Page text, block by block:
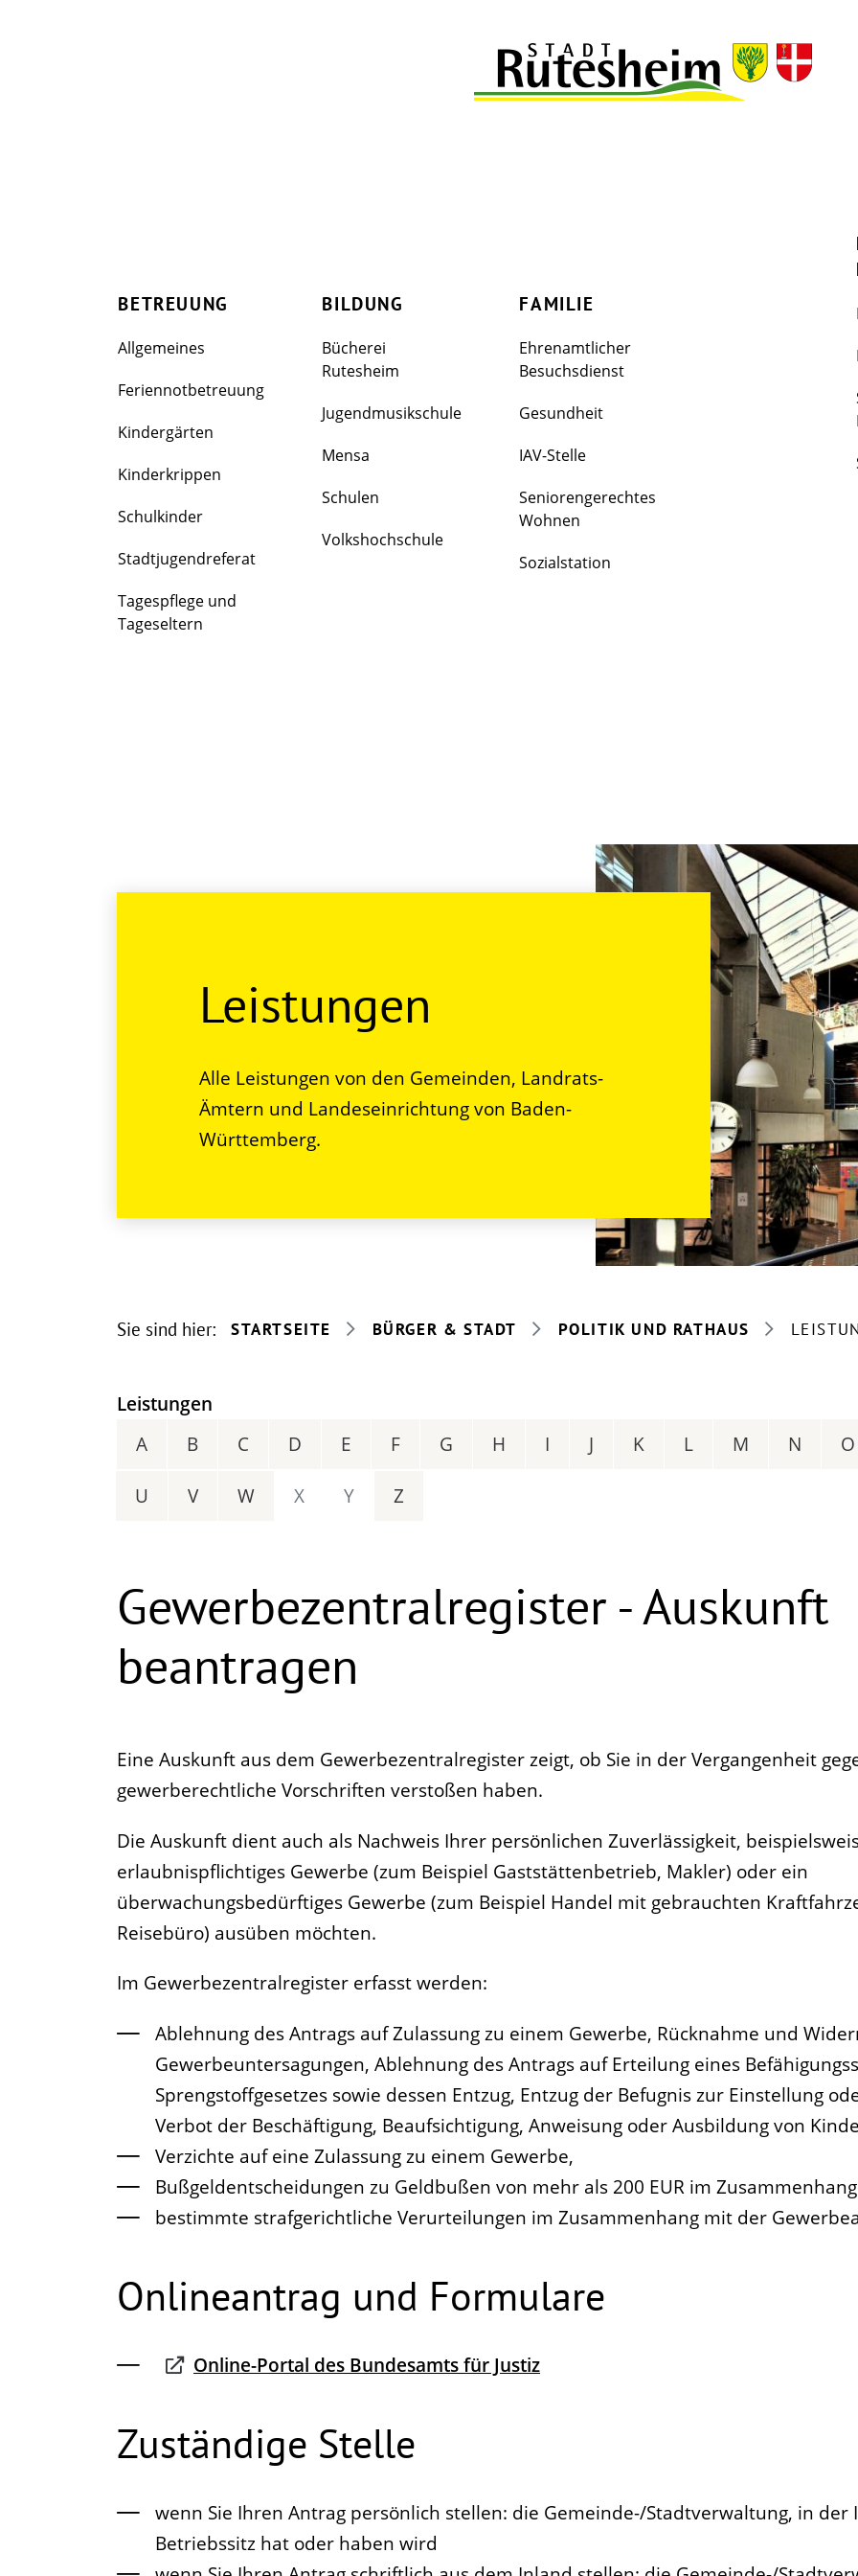
FAMILIE
BILDUNG
BETREUUNG
Allgemeines
Feriennotbetreuung
Kindergärten
Kinderkrippen
Schulkinder
Stadtjugendreferat
Tagespflege und
Tageseltern
BILDUNG
Bücherei
Rutesheim
Jugendmusikschule
Mensa
Schulen
Volkshochschule
FAMILIE
Ehrenamtlicher
Besuchsdienst
Gesundheit
IAV-Stelle
Seniorengerechtes
Wohnen
Sozialstation
Leistungen
Alle Leistungen von den Gemeinden, Landrats-
Ämtern und Landeseinrichtung von Baden-
Württemberg.
Sie sind hier: STARTSEITE BÜRGER & STADT POLITIK UND RATHAUS
Leistungen
A
B C D E F G H I J K L M N O
U V W X Y Z
Gewerbezentralregister - Auskunft
beantragen
Eine Auskunft aus dem Gewerbezentralregister zeigt, ob Sie in der Vergangenheit
gewerberechtliche Vorschriften verstoßen haben.
Die Auskunft dient auch als Nachweis Ihrer persönlichen Zuverlässigkeit,
erlaubnispflichtiges Gewerbe (zum Beispiel Gaststättenbetrieb, Makler) oder ein
überwachungsbedürftiges Gewerbe (zum Beispiel Handel mit gebrauchten
Reisebüro) ausüben möchten.
Im Gewerbezentralregister erfasst werden:
Ablehnung des Antrags auf Zulassung zu einem Gewerbe, Rücknahme und
Gewerbeuntersagungen, Ablehnung des Antrags auf Erteilung eines
Sprengstoffgesetzes sowie dessen Entzug, Entzug der Befugnis zur Einstellung
Verbot der Beschäftigung, Beaufsichtigung, Anweisung oder Ausbildung von
Verzichte auf eine Zulassung zu einem Gewerbe,
Bußgeldentscheidungen zu Geldbußen von mehr als 200 EUR im
bestimmte strafgerichtliche Verurteilungen im Zusammenhang mit der
Onlineantrag und Formulare
Online-Portal des Bundesamts für Justiz
Zuständige Stelle
wenn Sie Ihren Antrag persönlich stellen: die Gemeinde-/Stadtverwaltung, in
Betriebssitz hat oder haben wird